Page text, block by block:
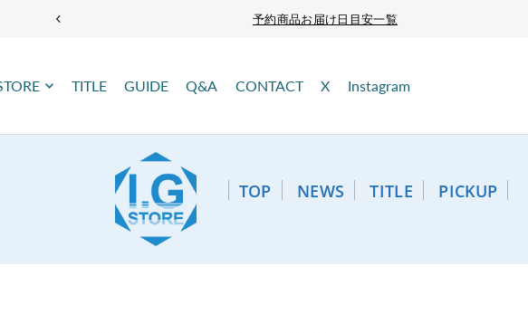
予約商品お届け日目安一覧
TITLE GUIDE Q&A CONTACT X Instagram
TOP NEWS TITLE PICKUP